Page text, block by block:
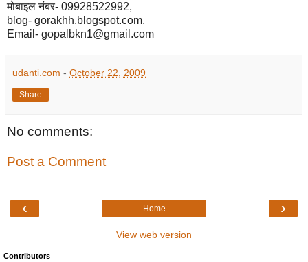
मोबाइल नंबर- 09928522992,
blog- gorakhh.blogspot.com,
Email- gopalbkn1@gmail.com
udanti.com - October 22, 2009
Share
No comments:
Post a Comment
‹ ›
Home
View web version
Contributors